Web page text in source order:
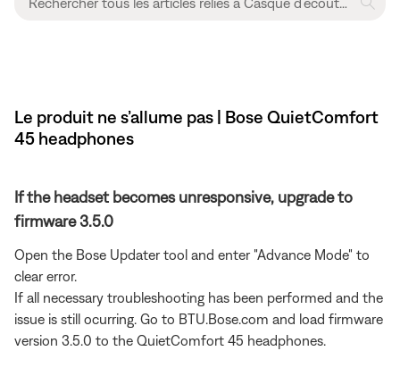
Le produit ne s’allume pas | Bose QuietComfort
45 headphones
If the headset becomes unresponsive, upgrade to
firmware 3.5.0
Open the Bose Updater tool and enter "Advance Mode" to
clear error.
If all necessary troubleshooting has been performed and the
issue is still ocurring. Go to BTU.Bose.com and load firmware
version 3.5.0 to the QuietComfort 45 headphones.